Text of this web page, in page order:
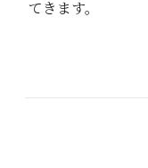
てきます。